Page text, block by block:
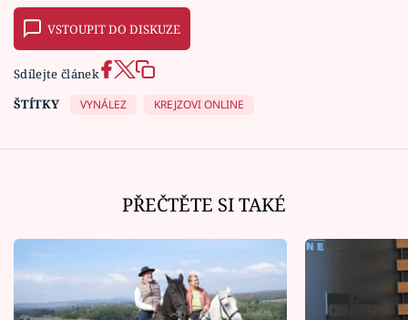
VSTOUPIT DO DISKUZE
Sdílejte článek
ŠTÍTKY
VYNÁLEZ KREJZOVI ONLINE
PŘEČTĚTE SI TAKÉ